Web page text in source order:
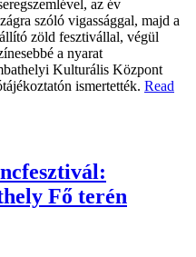
az év
szóló vigassággal, majd a
zöld fesztivállal, végül
a nyarat
Kulturális Központ
ismertették. Read
Fő terén